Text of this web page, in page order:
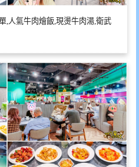
,人氣牛肉燴飯,現燙牛肉湯,衛武